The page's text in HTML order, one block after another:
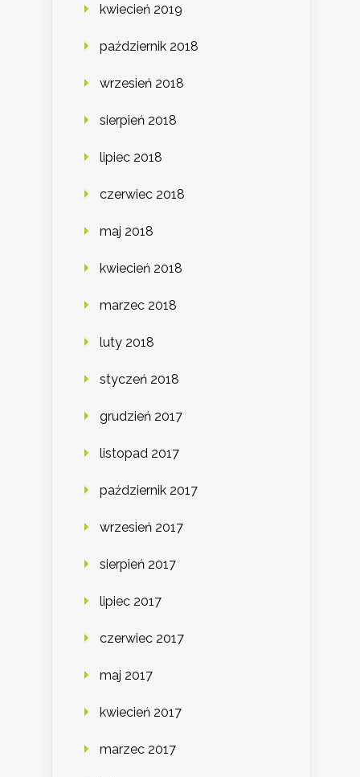
kwiecień 2019
październik 2018
wrzesień 2018
sierpień 2018
lipiec 2018
czerwiec 2018
maj 2018
kwiecień 2018
marzec 2018
luty 2018
styczeń 2018
grudzień 2017
listopad 2017
październik 2017
wrzesień 2017
sierpień 2017
lipiec 2017
czerwiec 2017
maj 2017
kwiecień 2017
marzec 2017